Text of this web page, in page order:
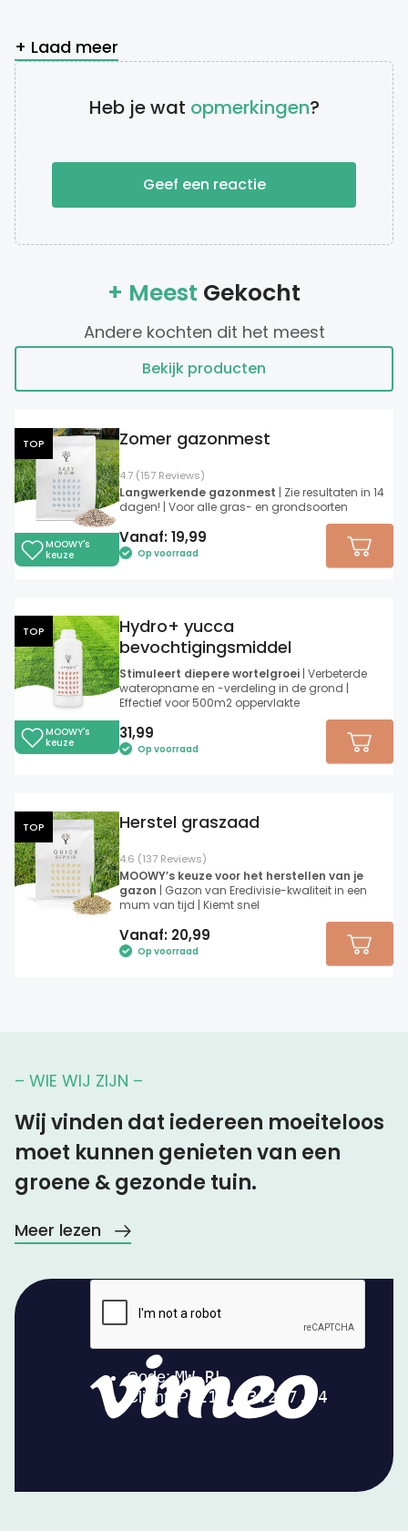
+ Laad meer
Heb je wat opmerkingen?
Geef een reactie
+ Meest Gekocht
Andere kochten dit het meest
Bekijk producten
TOP
MOOWY's
keuze
4.7 (157 Reviews)
Zomer gazonmest
Langwerkende gazonmest | Zie resultaten in 14
dagen! | Voor alle gras- en grondsoorten
Vanaf: 19,99
Op voorraad
TOP
MOOWY's
keuze
Hydro+ yucca
bevochtigingsmiddel
Stimuleert diepere wortelgroei | Verbeterde
wateropname en -verdeling in de grond |
Effectief voor 500m2 oppervlakte
31,99
Op voorraad
TOP
4.6 (137 Reviews)
Herstel graszaad
MOOWY’s keuze voor het herstellen van je
gazon | Gazon van Eredivisie-kwaliteit in een
mum van tijd | Kiemt snel
Vanaf: 20,99
Op voorraad
– WIE WIJ ZIJN –
Wij vinden dat iedereen moeiteloos
moet kunnen genieten van een
groene & gezonde tuin.
Meer lezen